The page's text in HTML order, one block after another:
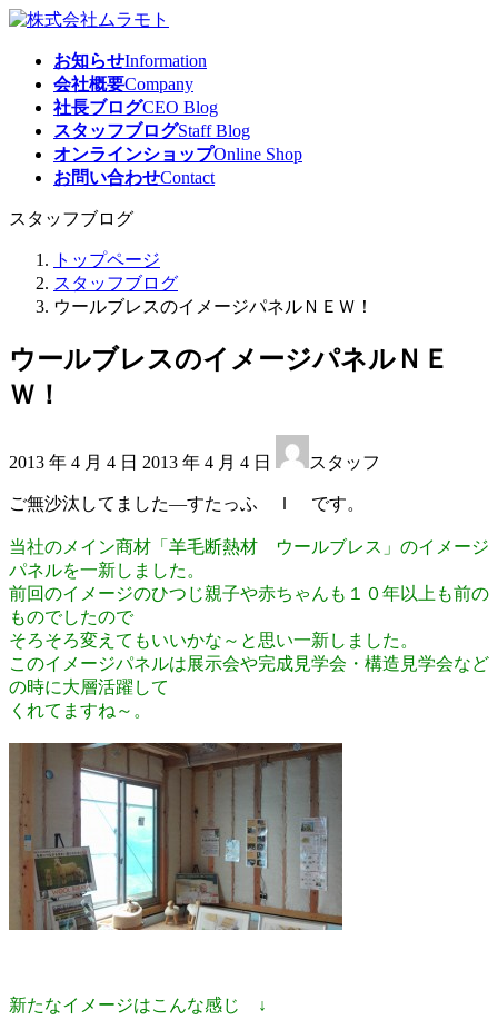
コ
プ
ナ
動
お知らせInformation
会社概要Company
社長ブログCEO Blog
スタッフブログStaff Blog
オンラインショップOnline Shop
お問い合わせContact
スタッフブログ
トップページ
スタッフブログ
ウールブレスのイメージパネルＮＥＷ！
ウールブレスのイメージパネルＮＥ
Ｗ！
2013 年 4 月 4 日 終
新
日
時
:
2013 年 4 月 4 日 スタッフ
ご無沙汰してました―すたっふ Ｉ です。
当社のメイン商材「羊毛断熱材 ウールブレス」のイメージ
パネルを一新しました。
前回のイメージのひつじ親子や赤ちゃんも１０年以上も前の
ものでしたので
そろそろ変えてもいいかな～と思い一新しました。
このイメージパネルは展示会や完成見学会・構造見学会など
の時に大層活躍して
くれてますね～。
新たなイメージはこんな感じ ↓